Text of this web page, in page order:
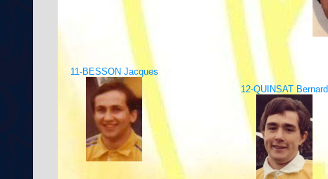
11-BESSON Jacques
12-QUINSAT Bernard